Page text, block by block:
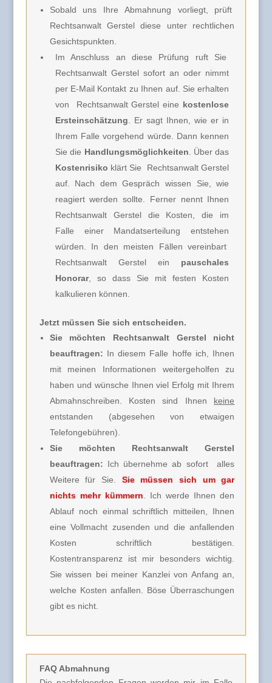
Sobald uns Ihre Abmahnung vorliegt, prüft
Rechtsanwalt Gerstel diese unter rechtlichen
Gesichtspunkten.
Im Anschluss an diese Prüfung ruft Sie
Rechtsanwalt Gerstel sofort an oder nimmt
per E-Mail Kontakt zu Ihnen auf. Sie erhalten
von
Rechtsanwalt Gerstel eine kostenlose
Ersteinschätzung . Er sagt Ihnen, wie er in
Ihrem Falle vorgehend würde. Dann kennen
Sie die Handlungsmöglichkeiten . Über das
Kostenrisiko klärt Sie
Rechtsanwalt Gerstel
auf. Nach dem Gespräch wissen Sie, wie
reagiert werden sollte. Ferner nennt Ihnen
Rechtsanwalt Gerstel die Kosten, die im
Falle einer Mandatserteilung entstehen
würden. In den meisten Fällen vereinbart
Rechtsanwalt Gerstelein pauschales
Honorar, so dass Sie mit festen Kosten
kalkulieren können.
Jetzt müssen Sie sich entscheiden.
Sie möchten Rechtsanwalt Gerstel nicht
beauftragen: In diesem Falle hoffe ich, Ihnen
mit meinen Informationen weitergeholfen zu
haben und wünsche Ihnen viel Erfolg mit Ihrem
Abmahnschreiben. Kosten sind Ihnen keine
entstanden (abgesehen von etwaigen
Telefongebühren).
Sie möchten Rechtsanwalt Gerstel
beauftragen: Ich übernehme ab sofort alles
Weitere für Sie. Sie müssen sich um gar
nichts mehr kümmern . Ich werde Ihnen den
Ablauf noch einmal schriftlich mitteilen, Ihnen
eine Vollmacht zusenden und die anfallenden
Kosten schriftlich bestätigen.
Kostentransparenz ist mir besonders wichtig.
Sie wissen bei meiner Kanzlei von Anfang an,
welche Kosten anfallen. Böse Überraschungen
gibt es nicht.
FAQ Abmahnung